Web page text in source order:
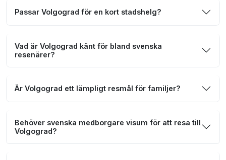
Passar Volgograd för en kort stadshelg?
Vad är Volgograd känt för bland svenska
resenärer?
Är Volgograd ett lämpligt resmål för familjer?
Behöver svenska medborgare visum för att resa till
Volgograd?